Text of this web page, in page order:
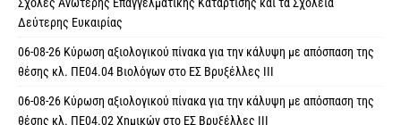
Δεύτερης Ευκαιρίας
06-08-26 Κύρωση αξιολογικού πίνακα για την κάλυψη με απόσπαση της
θέσης κλ. ΠΕ04.04 Βιολόγων στο ΕΣ Βρυξέλλες ΙΙΙ
06-08-26 Κύρωση αξιολογικού πίνακα για την κάλυψη με απόσπαση της
θέσης κλ. ΠΕ04.02 Χημικών στο ΕΣ Βρυξέλλες ΙΙΙ